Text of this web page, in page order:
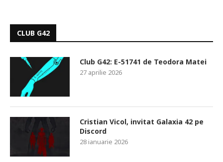
CLUB G42
Club G42: E-51741 de Teodora Matei
27 aprilie 2026
Cristian Vicol, invitat Galaxia 42 pe
Discord
28 ianuarie 2026